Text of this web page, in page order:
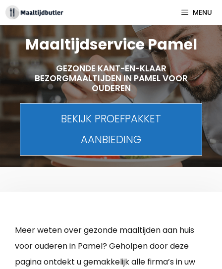
Spring
naar
inhoud
MENU
Maaltijdservice Pamel
GEZONDE KANT-EN-KLAAR
BEZORGMAALTIJDEN IN PAMEL VOOR
OUDEREN
BEKIJK PROEFPAKKET
AANBIEDING
Meer weten over gezonde maaltijden aan huis
voor ouderen in Pamel? Geholpen door deze
pagina ontdekt u gemakkelijk alle firma’s in uw